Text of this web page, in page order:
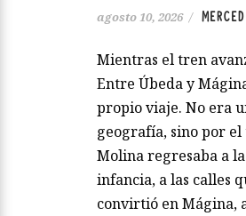
agosto 10, 2026 /
Mientras el tren
Entre Úbeda y
propio viaje. No era
geografía, sino por
Molina regresaba a
infancia, a las calles
convirtió en Mágina,